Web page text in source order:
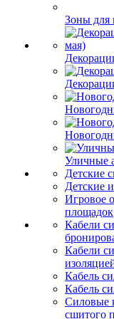
Зоны для
Уличные
Детские
Детские
Игровое
площадок
Кабели
Кабели
Кабель
Кабель
Силовые
сшитого